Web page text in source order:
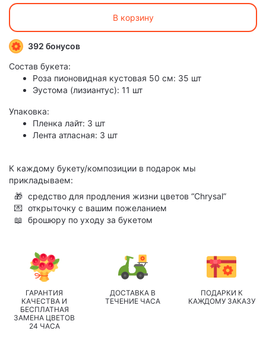
В корзину
392 бонусов
Состав букета:
Роза пионовидная кустовая 50 см: 35 шт
Эустома (лизиантус): 11 шт
Упаковка:
Пленка лайт: 3 шт
Лента атласная: 3 шт
К каждому букету/композиции в подарок мы
прикладываем:
🎁 средство для продления жизни цветов “Chrysal”
💌 открыточку с вашим пожеланием
📖 брошюру по уходу за букетом
ГАРАНТИЯ
КАЧЕСТВА И
БЕСПЛАТНАЯ
ЗАМЕНА ЦВЕТОВ
24 ЧАСА
ДОСТАВКА В
ТЕЧЕНИЕ ЧАСА
ПОДАРКИ К
КАЖДОМУ ЗАКАЗУ